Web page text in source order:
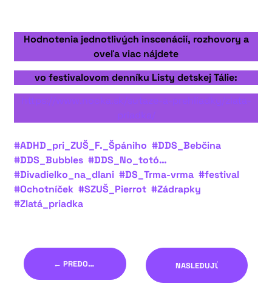
Hodnotenia jednotlivých inscenácií, rozhovory a
oveľa viac nájdete
vo festivalovom denníku Listy detskej Tálie:
https://www.nocka.sk/sutaze-a-prehliadky/zlata-
priadka/
#ADHD_pri_ZUŠ_F._Špániho #DDS_Bebčina
#DDS_Bubbles #DDS_No_totó…
#Divadielko_na_dlani #DS_Trma-vrma #festival
#Ochotníček #SZUŠ_Pierrot #Zádrapky
#Zlatá_priadka
← PREDOŠLÝ NASLEDUJÚCI →